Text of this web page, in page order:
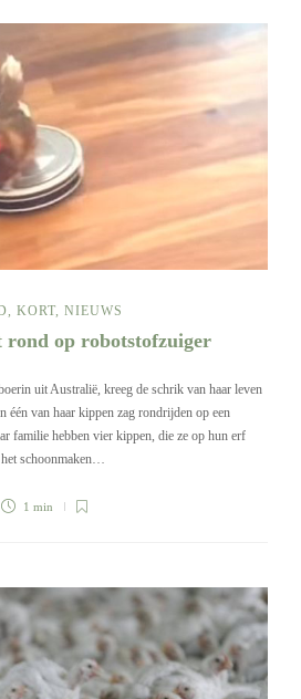
, KORT, NIEUWS
op robotstofzuiger
uit Australië, kreeg de schrik van haar leven
één van haar kippen zag rondrijden op een
familie hebben vier kippen, die ze op hun erf
schoonmaken…
1 min